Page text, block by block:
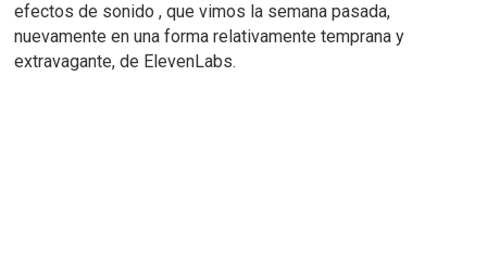
efectos de sonido , que vimos la semana pasada,
nuevamente en una forma relativamente temprana y
extravagante, de ElevenLabs.